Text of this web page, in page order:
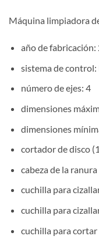
Máquina limpiadora
año de fabricación:
sistema de control:
número de ejes: 4
dimensiones
dimensiones
cortador de disco
cabeza de la
cuchilla para
cuchilla para
cuchilla para